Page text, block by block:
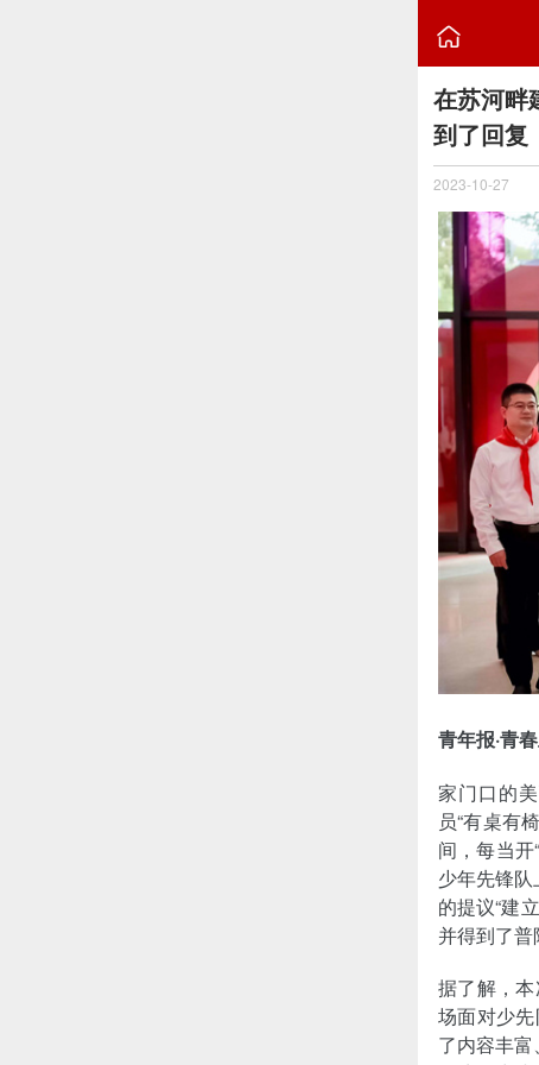

在苏河畔
到了回复
2023-10-27
青年报·青
家门口的
员“有桌有
间，每当
少年先锋
的提议“建
并得到了普
据了解，
场面对少
了内容丰